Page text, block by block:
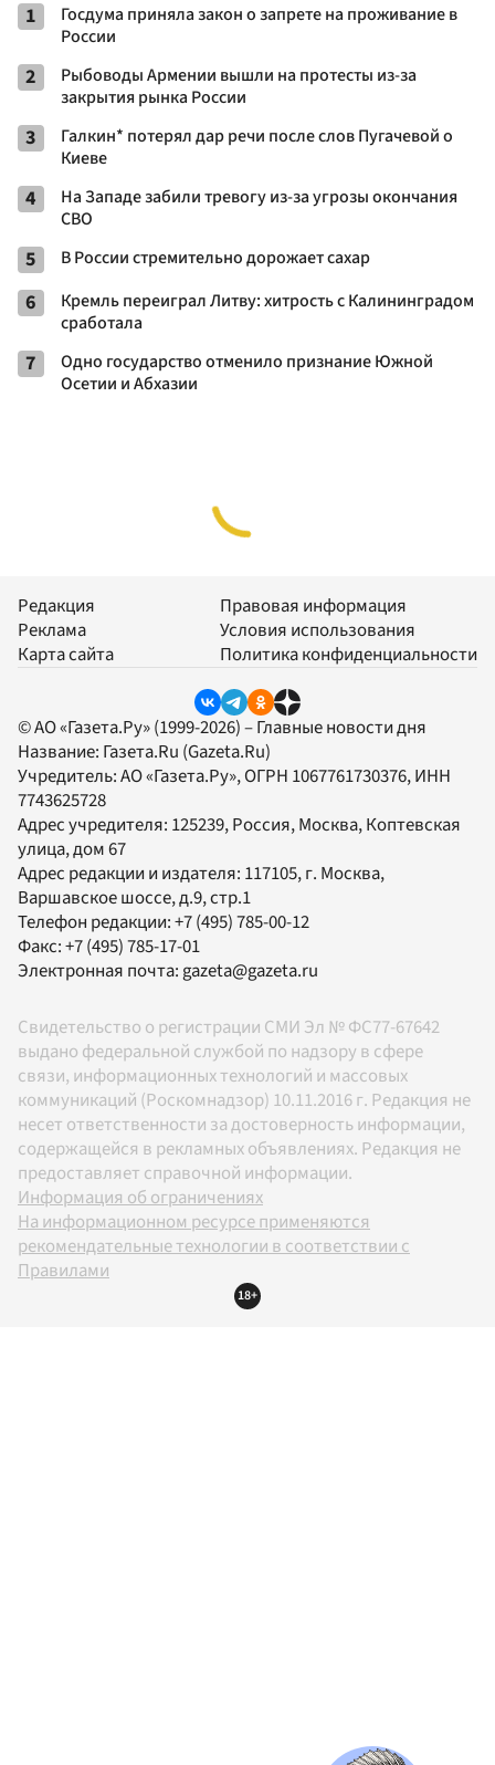
1
Госдума приняла закон о запрете на проживание в
России
2
Рыбоводы Армении вышли на протесты из-за
закрытия рынка России
3
Галкин* потерял дар речи после слов Пугачевой о
Киеве
4
На Западе забили тревогу из-за угрозы окончания
СВО
5 В России стремительно дорожает сахар
6
Кремль переиграл Литву: хитрость с Калининградом
сработала
7
Одно государство отменило признание Южной
Осетии и Абхазии
Редакция
Реклама
Карта сайта
Правовая информация
Условия использования
Политика конфиденциальности
© АО «Газета.Ру» (1999-2026) – Главные новости дня
Название: Газета.Ru (Gazeta.Ru)
Учредитель:АО «Газета.Ру», ОГРН 1067761730376, ИНН
7743625728
Адрес учредителя: 125239, Россия, Москва, Коптевская
улица, дом 67
Адрес редакции и издателя: 117105, г. Москва,
Варшавское шоссе, д.9, стр.1
Телефон редакции:+7 (495) 785-00-12
Факс:+7 (495) 785-17-01
Электронная почта:gazeta@gazeta.ru
Свидетельство о регистрации СМИ Эл № ФС77-67642
выдано федеральной службой по надзору в сфере
связи, информационных технологий и массовых
коммуникаций (Роскомнадзор) 10.11.2016 г. Редакция не
несет ответственности за достоверность информации,
содержащейся в рекламных объявлениях. Редакция не
предоставляет справочной информации.
Информация об ограничениях
На информационном ресурсе применяются
рекомендательные технологии в соответствии с
Правилами
18+